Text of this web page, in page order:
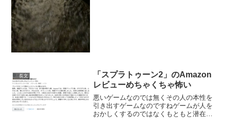
長文
「スプラトゥーン2」のAmazon
レビューめちゃくちゃ怖い
悪いゲームなのでは無くその人の本性を
引き出すゲームなのですねゲームが人を
おかしくするのではなくもともと潜在的